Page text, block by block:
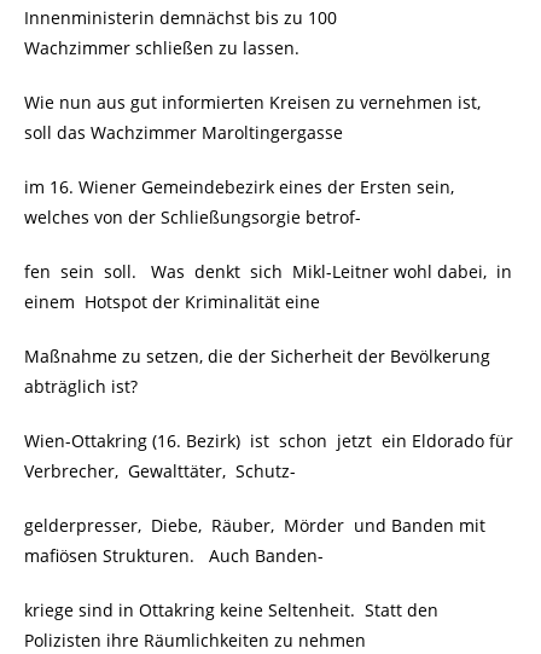
Innenministerin demnächst bis zu 100
Wachzimmer schließen zu lassen.
Wie nun aus gut informierten Kreisen zu vernehmen ist,
soll das Wachzimmer Maroltingergasse
im 16. Wiener Gemeindebezirk eines der Ersten sein,
welches von der Schließungsorgie betrof-
fen sein soll. Was denkt sich Mikl-Leitner wohl dabei, in
einem Hotspot der Kriminalität eine
Maßnahme zu setzen, die der Sicherheit der Bevölkerung
abträglich ist?
Wien-Ottakring (16. Bezirk) ist schon jetzt ein Eldorado für
Verbrecher, Gewalttäter, Schutz-
gelderpresser, Diebe, Räuber, Mörder und Banden mit
mafiösen Strukturen. Auch Banden-
kriege sind in Ottakring keine Seltenheit. Statt den
Polizisten ihre Räumlichkeiten zu nehmen